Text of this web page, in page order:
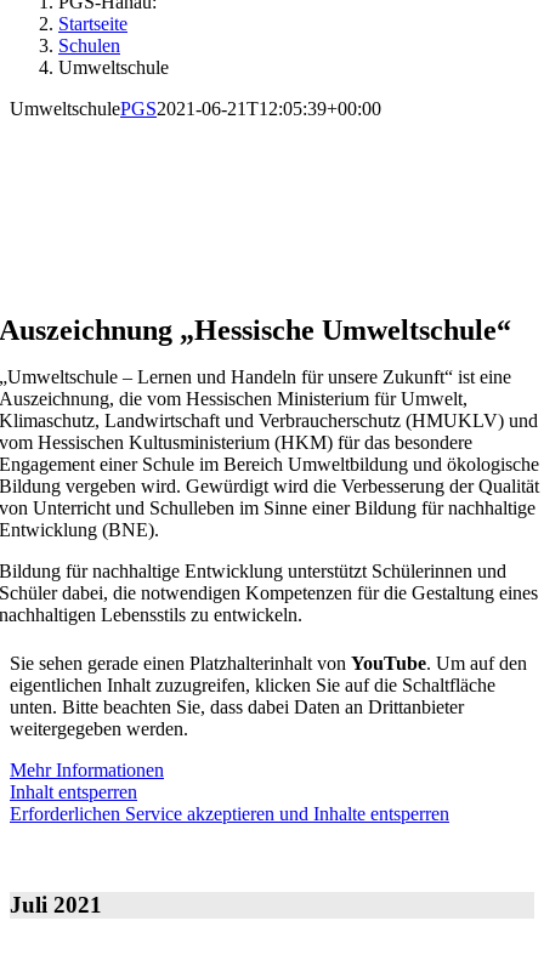
Startseite
Schulen
Umweltschule
UmweltschulePGS2021-06-21T12:05:39+00:00
Auszeichnung „Hessische Umweltschule“
„Umweltschule – Lernen und Handeln für unsere Zukunft“ ist eine
Auszeichnung, die vom Hessischen Ministerium für Umwelt,
Klimaschutz, Landwirtschaft und Verbraucherschutz (HMUKLV) und
vom Hessischen Kultusministerium (HKM) für das besondere
Engagement einer Schule im Bereich Umweltbildung und ökologische
Bildung vergeben wird. Gewürdigt wird die Verbesserung der Qualität
von Unterricht und Schulleben im Sinne einer Bildung für nachhaltige
Entwicklung (BNE).
Bildung für nachhaltige Entwicklung unterstützt Schülerinnen und
Schüler dabei, die notwendigen Kompetenzen für die Gestaltung eines
nachhaltigen Lebensstils zu entwickeln.
Sie sehen gerade einen Platzhalterinhalt von YouTube. Um auf den
eigentlichen Inhalt zuzugreifen, klicken Sie auf die Schaltfläche
unten. Bitte beachten Sie, dass dabei Daten an Drittanbieter
weitergegeben werden.
Mehr Informationen
Inhalt entsperren
Erforderlichen Service akzeptieren und Inhalte entsperren
Juli 2021